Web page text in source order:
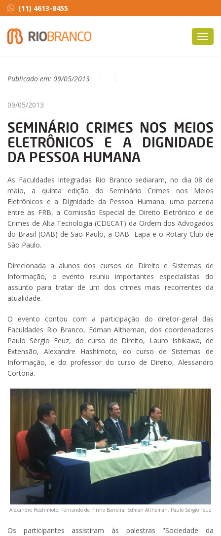
(11) 4613-8455
Publicado em: 09/05/2013
09/05/2013
SEMINÁRIO CRIMES NOS MEIOS
ELETRÔNICOS E A DIGNIDADE
DA PESSOA HUMANA
As Faculdades Integradas Rio Branco sediaram, no dia 08 de
maio, a quinta edição do Seminário Crimes nos Meios
Eletrônicos e a Dignidade da Pessoa Humana, uma parceria
entre as FRB, a Comissão Especial de Direito Eletrônico e de
Crimes de Alta Tecnologia (CDECAT) da Ordem dos Advogados
do Brasil (OAB) de São Paulo, a OAB- Lapa e o Rotary Club de
São Paulo.
Direcionada a alunos dos cursos de Direito e Sistemas de
Informação, o evento reuniu importantes especialistas do
assunto para tratar de um dos crimes mais recorrentes da
atualidade.
O evento contou com a participação do diretor-geral das
Faculdades Rio Branco, Edman Altheman, dos coordenadores
Paulo Sérgio Feuz, do curso de Direito, Lauro Ishikawa, de
Extensão, Alexandre Hashimoto, do curso de Sistemas de
Informação, e do professor do curso de Direito, Alessandro
Cortona.
Alexandre Hashimoto, Fernando de Pinho Barreira, Edman Altheman, Paulo Sérgio Feuz
Os participantes assistiram às palestras "Sociedade da